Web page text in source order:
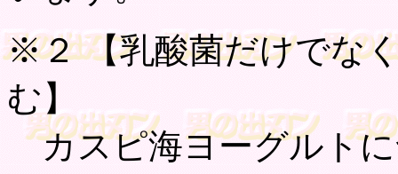
※２ 【乳酸菌だけでな
む 】
カスピ海ヨーグルト